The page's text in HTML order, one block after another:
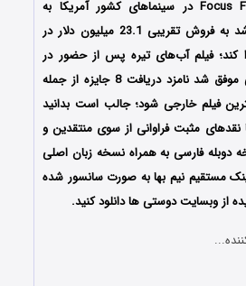
میلادی توسط Focus Features در سینماهای کشور آمریکا به
نمایش درآمد و موفق شد به فروش تقریبی 23.1 میلیون دلار در
فیلم آب‌‌های تیره پس از حضور در
جشنواره‌های بین المللی موفق شد نامزد دریافت 8 جایزه از جمله
فیلم خارجی شود؛ جالب است بدانید
نقدهای مثبت فراوانی از سوی منتقدین و
دوبله فارسی به همراه نسخه زبان اصلی
لینک مستقیم نیم بها به صورت سانسور شده
از وبسایت دوستی ها دانلود کنید.